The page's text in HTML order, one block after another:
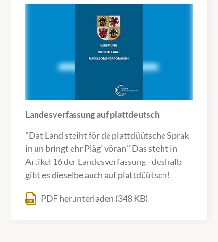
Landesverfassung auf plattdeutsch
"Dat Land steiht för de plattdüütsche Sprak
in un bringt ehr Pläg' vöran." Das steht in
Artikel 16 der Landesverfassung - deshalb
gibt es dieselbe auch auf plattdüütsch!
PDF herunterladen (348 KB)